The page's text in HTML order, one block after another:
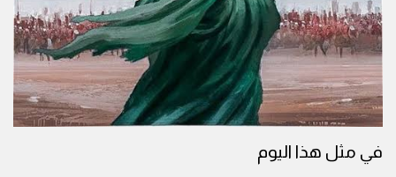
في مثل هذا اليوم